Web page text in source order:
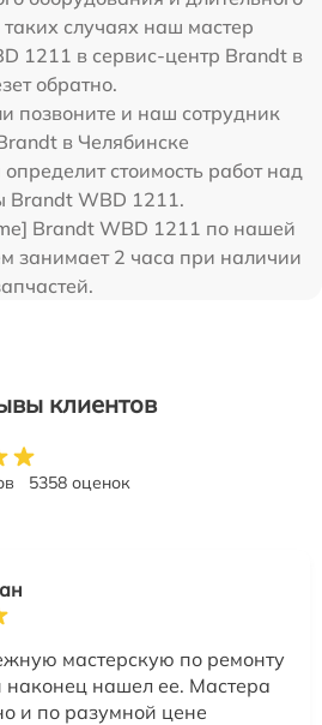
случаях наш мастер
1211 в сервис-центр Brandt в
обратно.
позвоните и наш сотрудник
в Челябинске
стоимость работ над
Brandt WBD 1211.
Brandt WBD 1211 по нашей
занимает 2 часа при наличии
клиентов
5358 оценок
мастерскую по ремонту
наконец нашел ее. Мастера
и по разумной цене